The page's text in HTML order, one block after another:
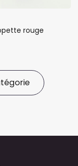
rouge